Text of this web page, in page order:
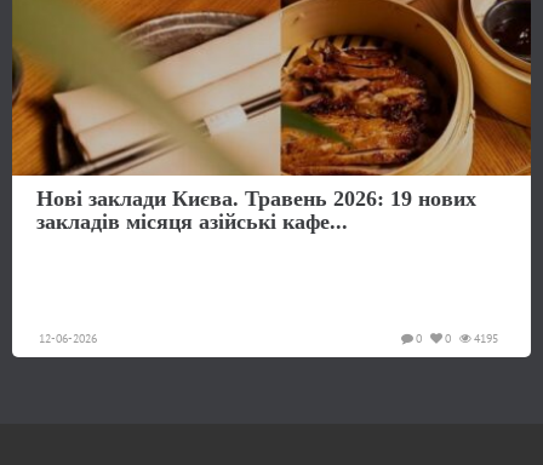
Нові заклади Києва. Травень 2026: 19 нових
закладів місяця азійські кафе...
12-06-2026 4195
0
0